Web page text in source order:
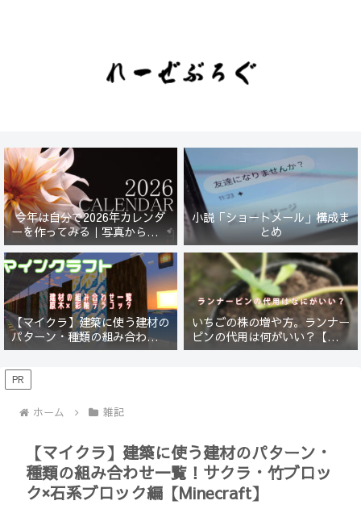
今年は自分で2026年カレンダ
ーを作ってみる｜写真から始ま
る小さなプロジェクト【一灯
花】
小説「ショートメール」構成ま
とめ
【マイクラ】建築に使う建材の
パターン・種類の組み合わせ一
覧！原木×彩釉テラコッタ編
いちごの株の増や方。ランナー
ピンの代用は何がいい？【５年
放置したイチゴは復活するの
PR
ホーム 雑記
【マイクラ】建築に使う建材のパターン・
種類の組み合わせ一覧！サクラ・竹ブロッ
ク×石系ブロック編【Minecraft】